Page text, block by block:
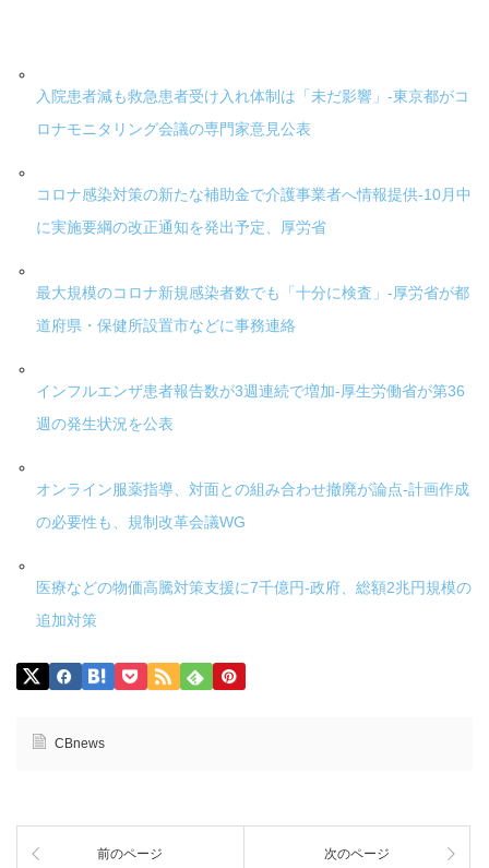
入院患者減も救急患者受け入れ体制は「未だ影響」-東京都がコ
ロナモニタリング会議の専門家意見公表
コロナ感染対策の新たな補助金で介護事業者へ情報提供-10月中
に実施要綱の改正通知を発出予定、厚労省
最大規模のコロナ新規感染者数でも「十分に検査」-厚労省が都
道府県・保健所設置市などに事務連絡
インフルエンザ患者報告数が3週連続で増加-厚生労働省が第36
週の発生状況を公表
オンライン服薬指導、対面との組み合わせ撤廃が論点-計画作成
の必要性も、規制改革会議WG
医療などの物価高騰対策支援に7千億円-政府、総額2兆円規模の
追加対策
CBnews
前のページ 次のページ